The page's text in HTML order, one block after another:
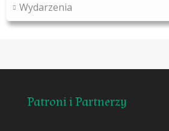
Wydarzenia
Patroni i Partnerzy